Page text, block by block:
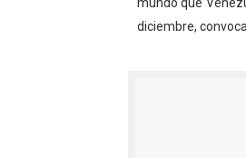
mundo que
diciembre,